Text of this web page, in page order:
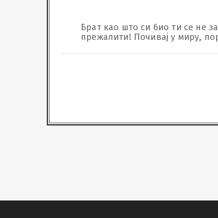
Брат као што си био ти се не
прежалити! Почивај у миру,